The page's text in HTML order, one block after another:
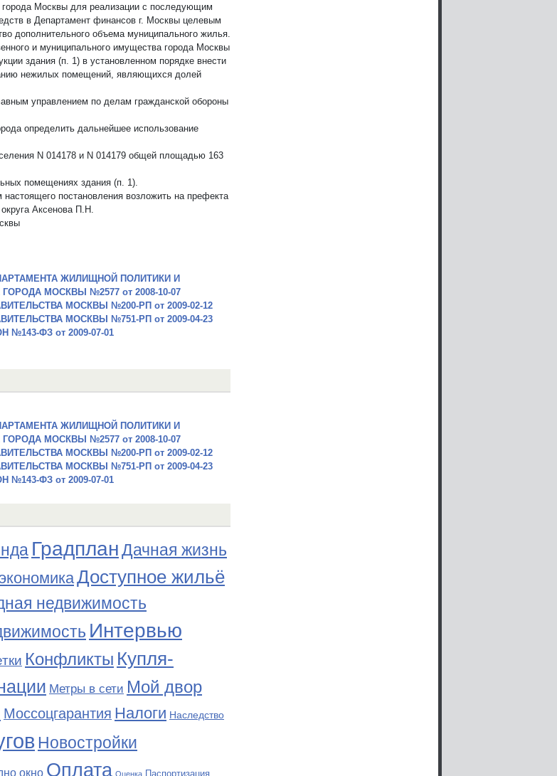
Москвы для реализации с последующим
в Департамент финансов г. Москвы целевым
дополнительного объема муниципального жилья.
и муниципального имущества города Москвы
здания (п. 1) в установленном порядке внести
нежилых помещений, являющихся долей
управлением по делам гражданской обороны
определить дальнейшее использование
N 014178 и N 014179 общей площадью 163
помещениях здания (п. 1).
постановления возложить на префекта
Аксенова П.Н.
ЖИЛИЩНОЙ ПОЛИТИКИ И
МОСКВЫ №2577 от 2008-10-07
МОСКВЫ №200-РП от 2009-02-12
МОСКВЫ №751-РП от 2009-04-23
ФЗ от 2009-07-01
ЖИЛИЩНОЙ ПОЛИТИКИ И
МОСКВЫ №2577 от 2008-10-07
МОСКВЫ №200-РП от 2009-02-12
МОСКВЫ №751-РП от 2009-04-23
ФЗ от 2009-07-01
ГрадпланДачная жизнь
Доступное жильё
недвижимость
Интервью
Конфликты Купля-
Метры в сети Мой двор
Моссоцгарантия Налоги Наследство
Новостройки
окно Оплата Оценка Паспортизация